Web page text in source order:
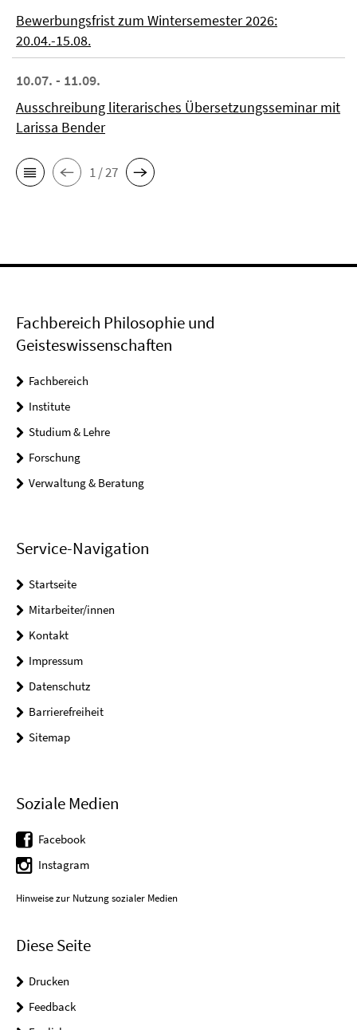
Bewerbungsfrist zum Wintersemester 2026:
20.04.-15.08.
10.07. - 11.09.
Ausschreibung literarisches Übersetzungsseminar mit
Larissa Bender
1 / 27
Fachbereich Philosophie und
Geisteswissenschaften
Fachbereich
Institute
Studium & Lehre
Forschung
Verwaltung & Beratung
Service-Navigation
Startseite
Mitarbeiter/innen
Kontakt
Impressum
Datenschutz
Barrierefreiheit
Sitemap
Soziale Medien
Facebook
Instagram
Hinweise zur Nutzung sozialer Medien
Diese Seite
Drucken
Feedback